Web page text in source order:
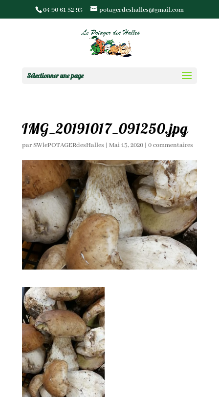
04 90 61 52 93 potagerdeshalles@gmail.com
Sélectionner une page
IMG_20191017_091250.jpg
parSWlePOTAGERdesHalles | Mai 15, 2020| 0 commentaires